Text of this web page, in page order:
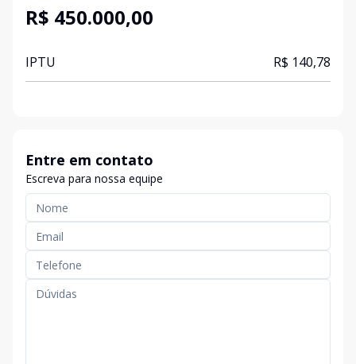
R$ 450.000,00
IPTU R$ 140,78
Entre em contato
Escreva para nossa equipe